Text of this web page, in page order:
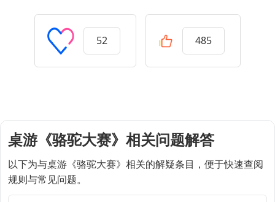
52 485
桌游《骆驼大赛》相关问题解答
以下为与桌游《骆驼大赛》相关的解疑条目，便于快速查阅
规则与常见问题。